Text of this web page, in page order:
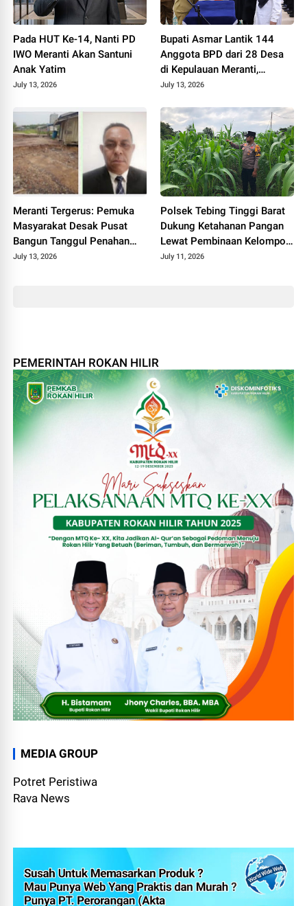
Pada HUT Ke-14, Nanti PD
IWO Meranti Akan Santuni
Anak Yatim
July 13, 2026
Bupati Asmar Lantik 144
Anggota BPD dari 28 Desa
di Kepulauan Meranti,
Tekankan Integritas dan
July 13, 2026
Meranti Tergerus: Pemuka
Masyarakat Desak Pusat
Bangun Tanggul Penahan
Gelombang
July 13, 2026
Polsek Tebing Tinggi Barat
Dukung Ketahanan Pangan
Lewat Pembinaan Kelompok
Tani Tunas Harapan Maju
July 11, 2026
PEMERINTAH ROKAN HILIR
MEDIA GROUP
Potret Peristiwa
Rava News